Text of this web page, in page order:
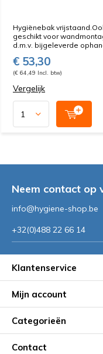
Hygiënebak
geschikt voor
d.m.v. bijgeleverde
€ 53,30
(€ 64,49 Incl. btw)
Vergelijk
Neem contact op
info@hygiene-shop.be
+32(0)488 22 66 14
Klantenservice
Mijn account
Categorieën
Contact